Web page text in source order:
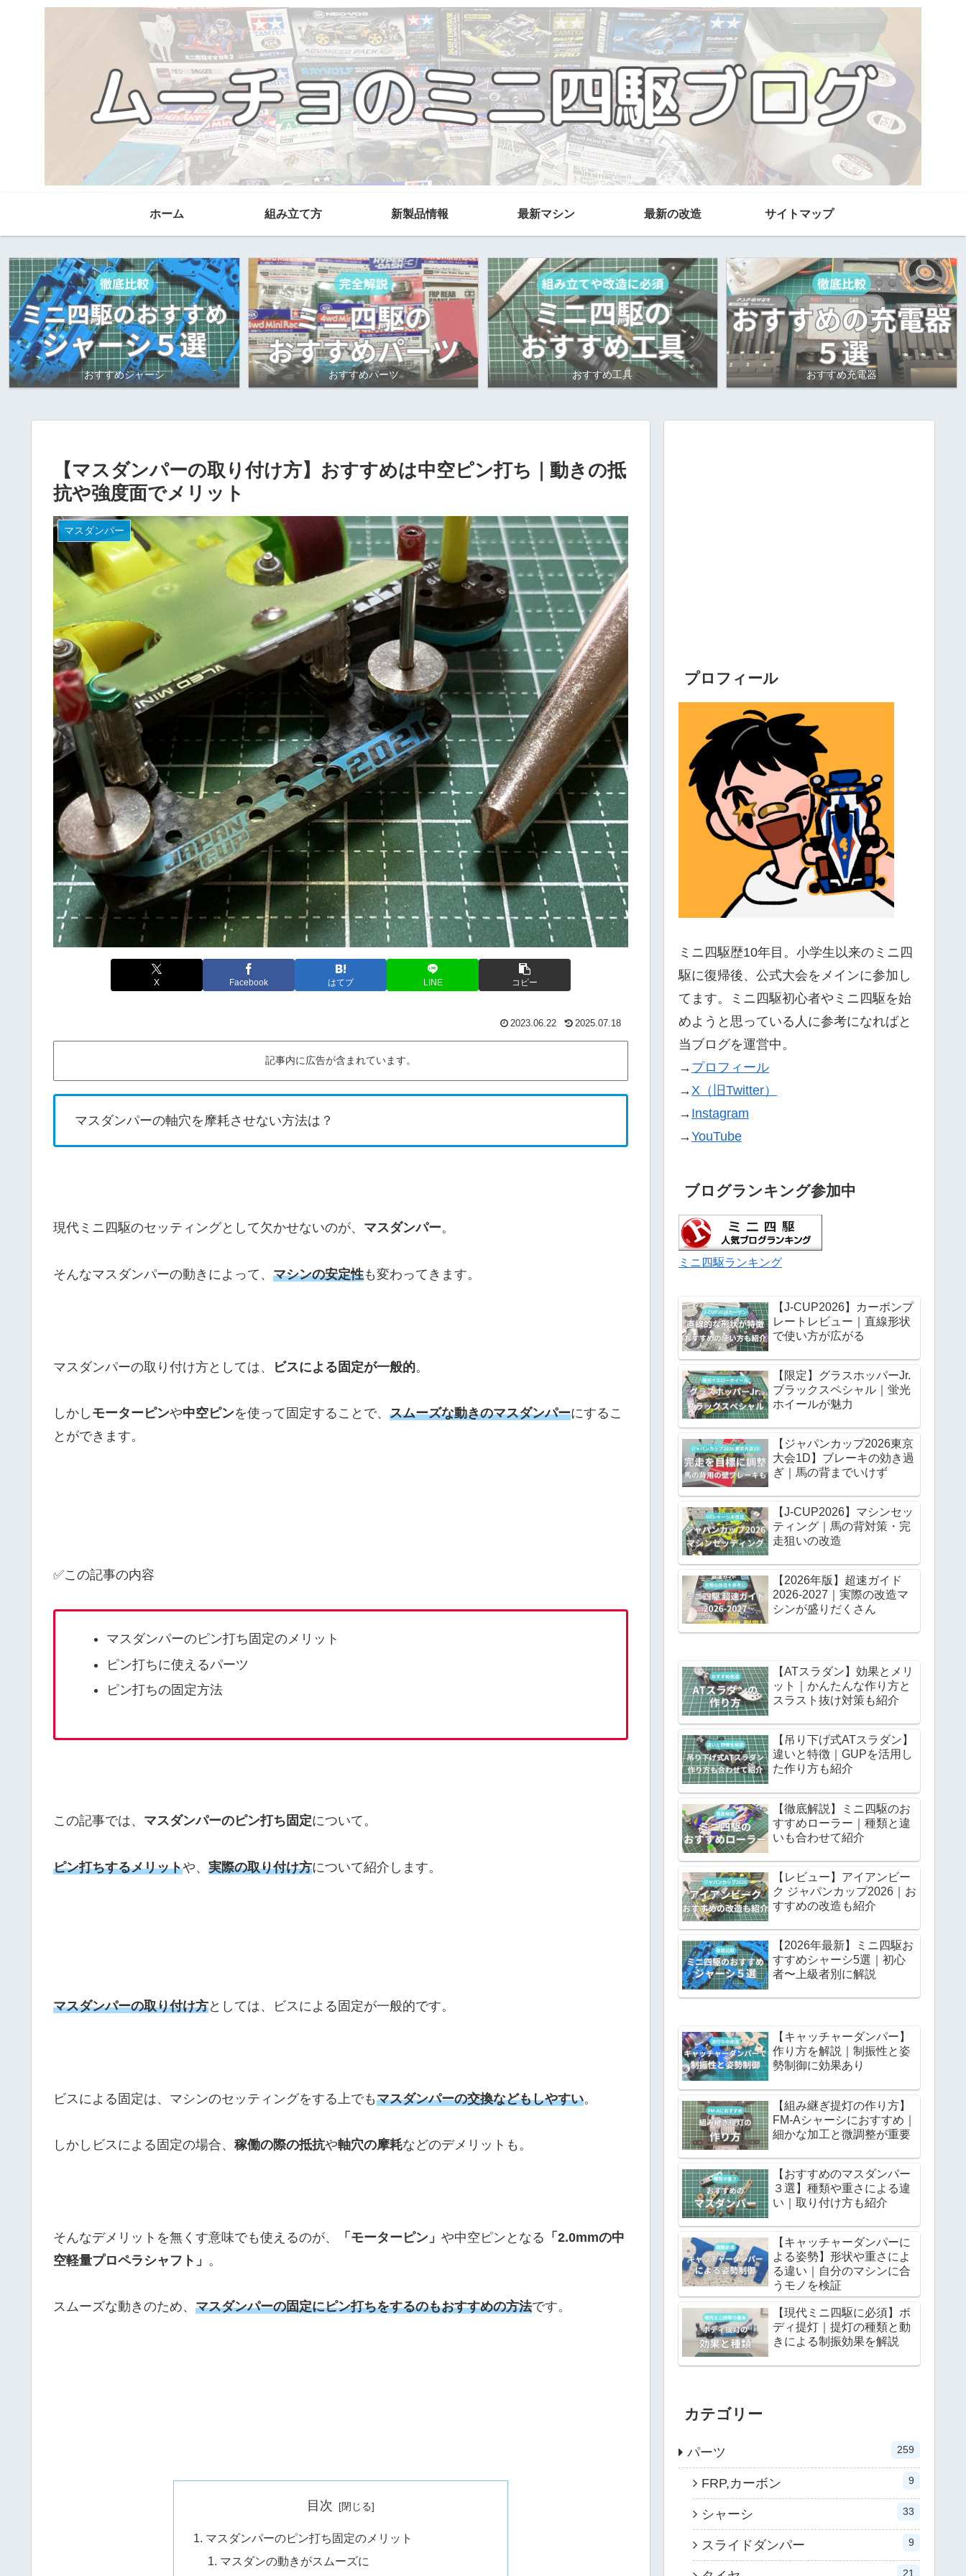
ホーム 組み立て方 新製品情報 最新マシン 最新の改造 サイトマップ
おすすめシャーシ おすすめパーツ おすすめ工具 おすすめ充電器
【マスダンパーの取り付け方】おすすめは中空ピン打ち｜動きの抵
抗や強度面でメリット
マスダンパー
X Facebook はてブ LINE コピー
2023.06.22 2025.07.18
記事内に広告が含まれています。
マスダンパーの軸穴を摩耗させない方法は？
現代ミニ四駆のセッティングとして欠かせないのが、 マスダンパー。
そんなマスダンパーの動きによって、 マシンの安定性も変わってきます。
マスダンパーの取り付け方としては、 ビスによる固定が一般的。
しかし モーターピンや中空ピンを使って固定することで、 スムーズな動きのマスダンパーにするこ
とができます。
✅この記事の内容
マスダンパーのピン打ち固定のメリット
ピン打ちに使えるパーツ
ピン打ちの固定方法
この記事では、 マスダンパーのピン打ち固定について。
ピン打ちするメリットや、 実際の取り付け方について紹介します。
マスダンパーの取り付け方としては、ビスによる固定が一般的です。
ビスによる固定は、マシンのセッティングをする上でもマスダンパーの交換などもしやすい。
しかしビスによる固定の場合、 稼働の際の抵抗や軸穴の摩耗などのデメリットも。
そんなデメリットを無くす意味でも使えるのが、 「モーターピン」 や中空ピンとなる 「2.0mmの中
空軽量プロペラシャフト」 。
スムーズな動きのため、 マスダンパーの固定にピン打ちをするのもおすすめの方法です。
目次
マスダンパーのピン打ち固定のメリット
マスダンの動きがスムーズに
プロフィール
ミニ四駆歴10年目。小学生以来のミニ四
駆に復帰後、公式大会をメインに参加し
てます。ミニ四駆初心者やミニ四駆を始
めようと思っている人に参考になればと
当ブログを運営中。
→ プロフィール
→X（旧Twitter）
→ Instagram
→YouTube
ブログランキング参加中
ミニ四駆ランキング
【J-CUP2026】カーボンプ
レートレビュー｜直線形状
で使い方が広がる
【限定】グラスホッパーJr.
ブラックスペシャル｜蛍光
ホイールが魅力
【ジャパンカップ2026東京
大会1D】ブレーキの効き過
ぎ｜馬の背までいけず
【J-CUP2026】マシンセッ
ティング｜馬の背対策・完
走狙いの改造
【2026年版】超速ガイド
2026-2027｜実際の改造マ
シンが盛りだくさん
【ATスラダン】効果とメリ
ット｜かんたんな作り方と
スラスト抜け対策も紹介
【吊り下げ式ATスラダン】
違いと特徴｜GUPを活用し
た作り方も紹介
【徹底解説】ミニ四駆のお
すすめローラー｜種類と違
いも合わせて紹介
【レビュー】アイアンビー
ク ジャパンカップ2026｜お
すすめの改造も紹介
【2026年最新】ミニ四駆お
すすめシャーシ5選｜初心
者〜上級者別に解説
【キャッチャーダンパー】
作り方を解説｜制振性と姿
勢制御に効果あり
【組み継ぎ提灯の作り方】
FM-Aシャーシにおすすめ｜
細かな加工と微調整が重要
【おすすめのマスダンパー
３選】種類や重さによる違
い｜取り付け方も紹介
【キャッチャーダンパーに
よる姿勢】形状や重さによ
る違い｜自分のマシンに合
うモノを検証
【現代ミニ四駆に必須】ボ
ディ提灯｜提灯の種類と動
きによる制振効果を解説
カテゴリー
パーツ 259
FRP,カーボン 9
シャーシ 33
スライドダンパー 9
21